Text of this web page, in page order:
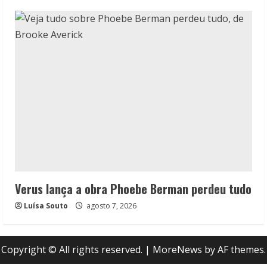
Verus lança a obra Phoebe Berman perdeu tudo
Luísa Souto agosto 7, 2026
Copyright © All rights reserved. | MoreNews by AF themes.